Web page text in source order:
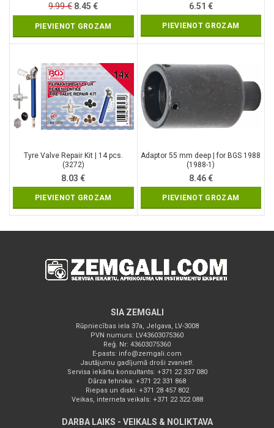
9.99€ Original
price
was:
9.99 €.
8.45€Current
price
is:
8.45 €.
PIEVIENOT GROZAM
6.51 €
PIEVIENOT GROZAM
Tyre Valve Repair Kit | 14 pcs.
(3272)
8.03€
PIEVIENOT GROZAM
Adaptor 55 mm deep | for BGS 1988
(1988-1)
8.46€
PIEVIENOT GROZAM
SIA ZEMGALI
Rūpniecības iela 37a, Jelgava, LV-3008
PVN numurs: LV43603075360
Reģ. Nr: 43603075360
E-pasts: info@zemgali.com
Jautājumu gadījumā droši zvaniet!:
Servisa iekārtu konsultants: +371 22 337 080
Dārza tehnika: +371 22 331 868
Riepas un diski: +371 28 457 802
Veikas, interneta veikals: +371 22 322 088
DARBA LAIKS - VEIKALS & NOLIKTAVA